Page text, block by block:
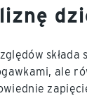
składa
ale